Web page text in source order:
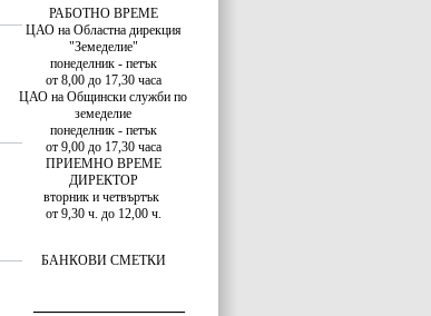
РАБОТНО ВРЕМЕ
ЦАО на Областна дирекция
"Земеделие"
понеделник - петък
от 8,00 до 17,30 часа
ЦАО на Общински служби по
земеделие
понеделник - петък
от 9,00 до 17,30 часа
ПРИЕМНО ВРЕМЕ
ДИРЕКТОР
вторник и четвъртък
от 9,30 ч. до 12,00 ч.
БАНКОВИ СМЕТКИ